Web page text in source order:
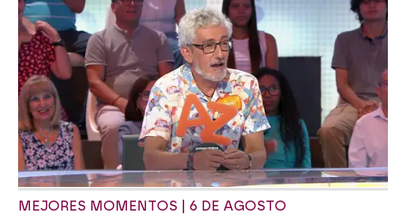
MEJORES MOMENTOS | 6 DE AGOSTO